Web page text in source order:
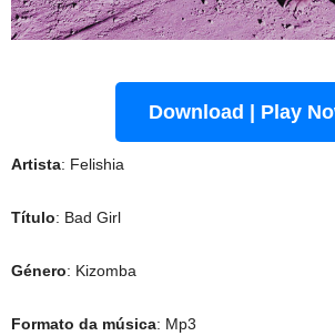
Download | Play
Artista: Felishia
Título: Bad Girl
Género: Kizomba
Formato da música: Mp3